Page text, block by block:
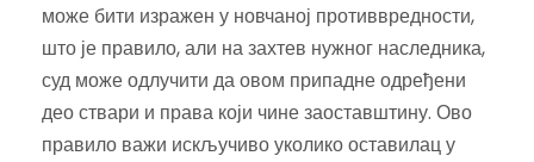
може бити изражен у новчаној противвредности,
што је правило, али на захтев нужног наследника,
суд може одлучити да овом припадне одређени
део ствари и права који чине заоставштину. Ово
правило важи искључиво уколико оставилац у